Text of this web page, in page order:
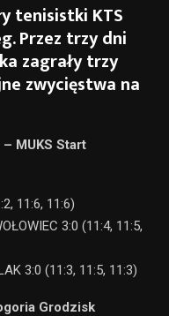
tenisistki KTS
Przez trzy dni
zagrały trzy
zwycięstwa na
MUKS Start
11:6, 11:6)
3:0 (11:4, 11:5,
3:0 (11:3, 11:5, 11:3)
Grodzisk